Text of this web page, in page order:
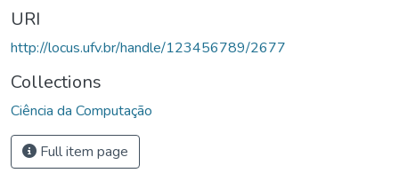
URI
http://locus.ufv.br/handle/123456789/2677
Collections
Ciência da Computação
Full item page